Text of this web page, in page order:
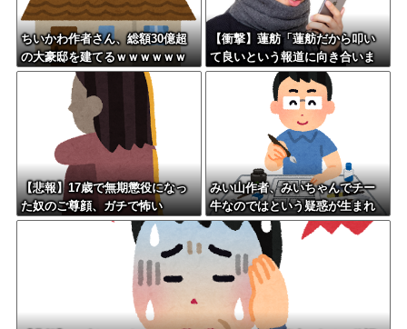
ちいかわ作者さん、総額30億超
の大豪邸を建てるｗｗｗｗｗｗ
ｗｗｗｗｗｗｗｗｗｗｗｗｗ
【衝撃】蓮舫「蓮舫だから叩い
て良いという報道に向き合いま
す！」X民「高市だから叩いて良
いをやってるのがお前だろ」←
【悲報】17歳で無期懲役になっ
た奴のご尊顔、ガチで怖い
みい山作者、みいちゃんでチー
牛なのではという疑惑が生まれ
るｗｗｗｗｗｗｗ